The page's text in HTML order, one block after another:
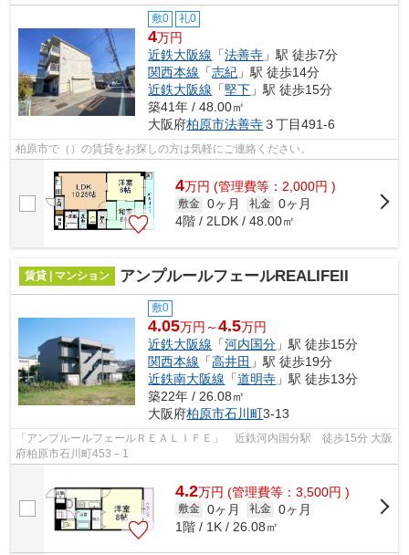
敷0 礼0
4万円
近鉄大阪線 「法善寺 」駅 徒歩7分
関西本線 「志紀 」駅 徒歩14分
近鉄大阪線 「堅下 」駅 徒歩15分
築41年 / 48.00㎡
大阪府柏原市法善寺３丁目491-6
柏原市で（）の賃貸をお探しの方は気軽にご連絡ください。
4万円 (管理費等：2,000円 )
敷金 0ヶ月 礼金 0ヶ月
4階 / 2LDK / 48.00㎡
賃貸 | マンション アンプルールフェールREALIFEII
敷0
4.05万円～4.5万円
近鉄大阪線 「河内国分 」駅 徒歩15分
関西本線 「高井田 」駅 徒歩19分
近鉄南大阪線 「道明寺 」駅 徒歩13分
築22年 / 26.08㎡
大阪府柏原市石川町3-13
「アンプルールフェールＲＥＡＬＩＦＥ」 近鉄河内国分駅 徒歩15分 大阪
府柏原市石川町453－1
4.2万円 (管理費等：3,500円 )
敷金 0ヶ月 礼金 0ヶ月
1階 / 1K / 26.08㎡